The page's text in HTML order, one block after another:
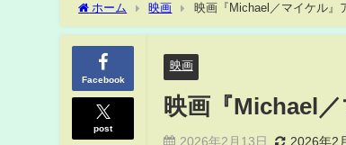
ホーム 映画 映画『Michael／マイケル』
Facebook
post
映画
映画『Michael
2026年2月13日 2026年2